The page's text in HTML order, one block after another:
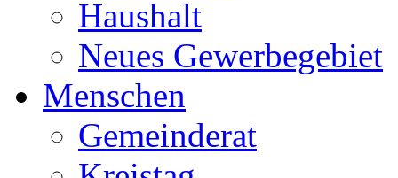
Haushalt
Neues Gewerbegebiet
Menschen
Gemeinderat